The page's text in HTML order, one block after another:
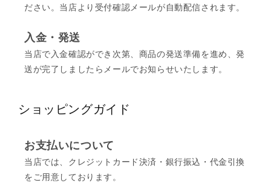
ださい。当店より受付確認メールが自動配信されます。
入金・発送
当店で入金確認ができ次第、商品の発送準備を進め、発
送が完了しましたらメールでお知らせいたします。
ショッピングガイド
お支払いについて
当店では、クレジットカード決済・銀行振込・代金引換
をご用意しております。